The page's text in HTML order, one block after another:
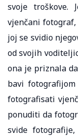
svoje troškove.
vjenčani
joj se svidio
od svojih
ona je priznala
bavi
fotografisati
ponuditi da
svide